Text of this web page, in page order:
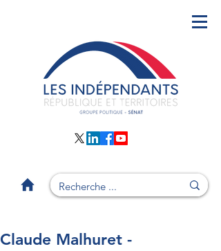
Claude Malhuret -